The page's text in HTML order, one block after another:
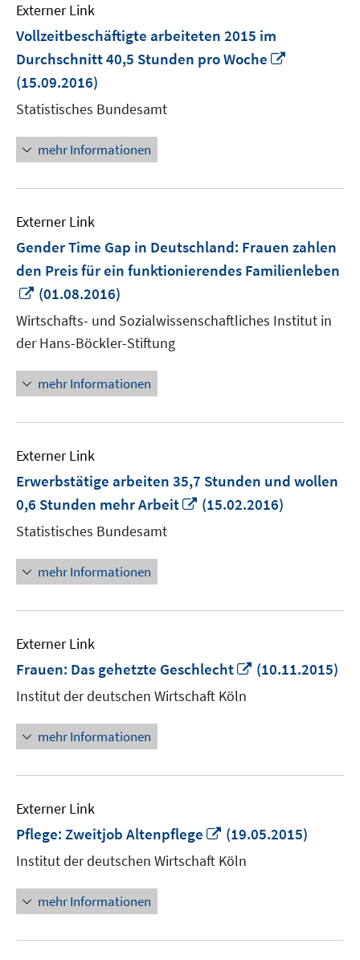
Externer Link
Vollzeitbeschäftigte arbeiteten 2015 im
Durchschnitt 40,5 Stunden pro Woche
(15.09.2016)
Statistisches Bundesamt
mehr Informationen
Externer Link
Gender Time Gap in Deutschland: Frauen zahlen
den Preis für ein funktionierendes Familienleben
In
neuem
Fenster
öffnen
(01.08.2016)
Wirtschafts- und Sozialwissenschaftliches Institut in
der Hans-Böckler-Stiftung
mehr Informationen
Externer Link
Erwerbstätige arbeiten 35,7 Stunden und wollen
0,6 Stunden mehr Arbeit
In
(15.02.2016)
Statistisches Bundesamt
mehr Informationen
Externer Link
Frauen: Das gehetzte Geschlecht
In
(10.11.2015)
Institut der deutschen Wirtschaft Köln
mehr Informationen
Externer Link
Pflege: Zweitjob Altenpflege
In
neuem
Fenster
(19.05.2015)
Institut der deutschen Wirtschaft Köln
mehr Informationen